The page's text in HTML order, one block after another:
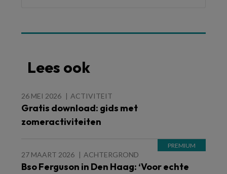
Lees ook
26 MEI 2026 ACTIVITEIT
Gratis download: gids met
zomeractiviteiten
27 MAART 2026 ACHTERGROND
Bso Ferguson in Den Haag: ‘Voor echte